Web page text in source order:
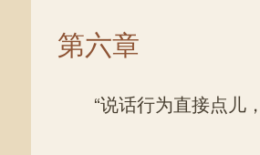
第六章
“说话行为直接点儿，